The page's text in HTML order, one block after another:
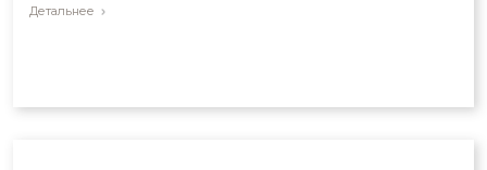
Детальнее